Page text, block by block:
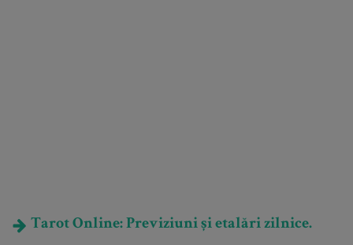
Tarot Online: Previziuni și etalări zilnice.